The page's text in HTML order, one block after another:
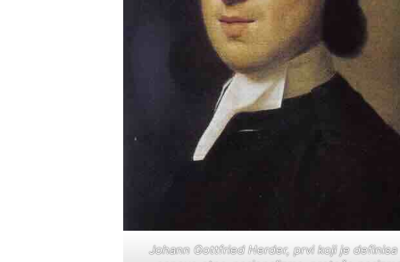
Johann Gottfried Herder, prvi koji je definisa